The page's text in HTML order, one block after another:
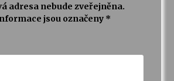
adresa nebude zveřejněna.
jsou označeny *